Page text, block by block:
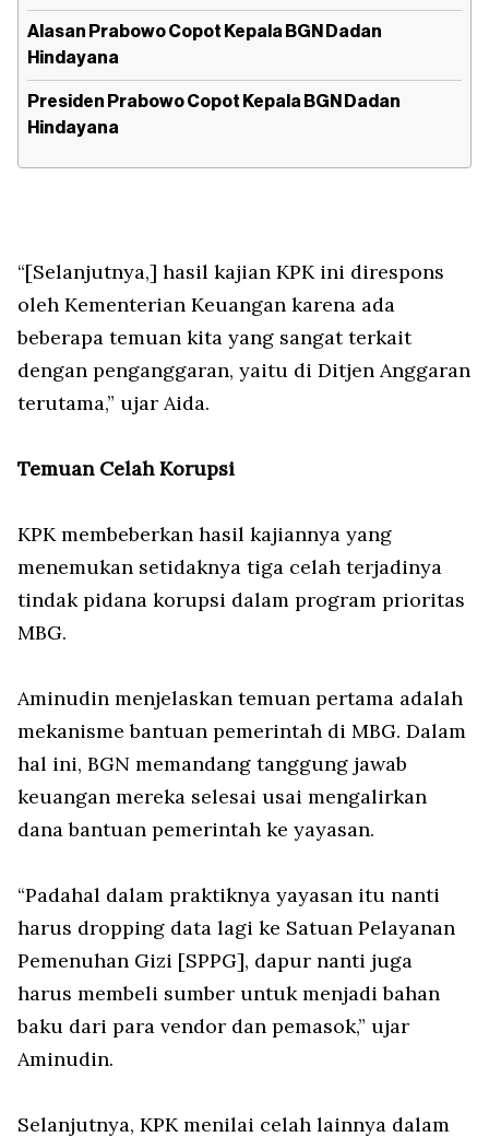
Alasan Prabowo Copot Kepala BGN Dadan
Hindayana
Presiden Prabowo Copot Kepala BGN Dadan
Hindayana
“[Selanjutnya,] hasil kajian KPK ini direspons
oleh Kementerian Keuangan karena ada
beberapa temuan kita yang sangat terkait
dengan penganggaran, yaitu di Ditjen Anggaran
terutama,” ujar Aida.
Temuan Celah Korupsi
KPK membeberkan hasil kajiannya yang
menemukan setidaknya tiga celah terjadinya
tindak pidana korupsi dalam program prioritas
MBG.
Aminudin menjelaskan temuan pertama adalah
mekanisme bantuan pemerintah di MBG. Dalam
hal ini, BGN memandang tanggung jawab
keuangan mereka selesai usai mengalirkan
dana bantuan pemerintah ke yayasan.
“Padahal dalam praktiknya yayasan itu nanti
harus dropping data lagi ke Satuan Pelayanan
Pemenuhan Gizi [SPPG], dapur nanti juga
harus membeli sumber untuk menjadi bahan
baku dari para vendor dan pemasok,” ujar
Aminudin.
Selanjutnya, KPK menilai celah lainnya dalam